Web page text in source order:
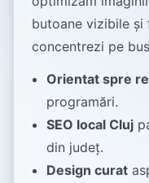
butoane vizibile și
concentrezi pe
Orientat spre
programări.
SEO local Cluj
din județ.
Design curat